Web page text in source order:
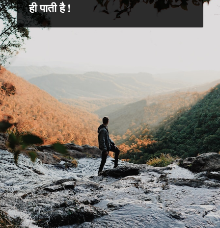
ही पाती है !